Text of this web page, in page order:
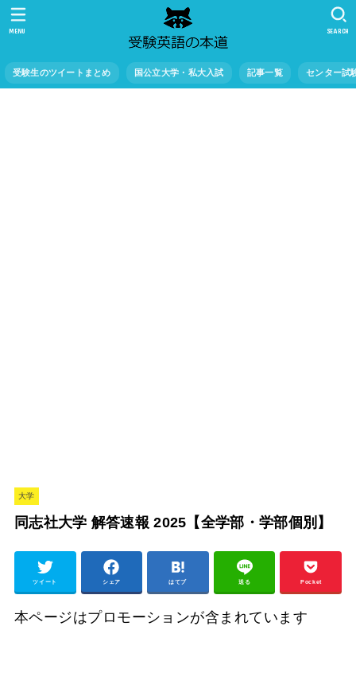
受験生のツイートまとめ 国公立大学・私大入試 記事一覧 センター試
SEARCH
MENU
大学
同志社大学 解答速報 2025【全学部・学部個別】
ツイート シェア はてブ 送る Pocket
本ページはプロモーションが含まれています